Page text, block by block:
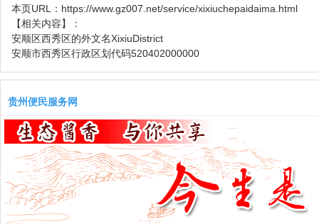
本页URL： https://www.gz007.net/service/xixiuchepaidaima.html
【相关内容】：
安顺区西秀区的外文名XixiuDistrict
安顺市西秀区行政区划代码520402000000
贵州便民服务网